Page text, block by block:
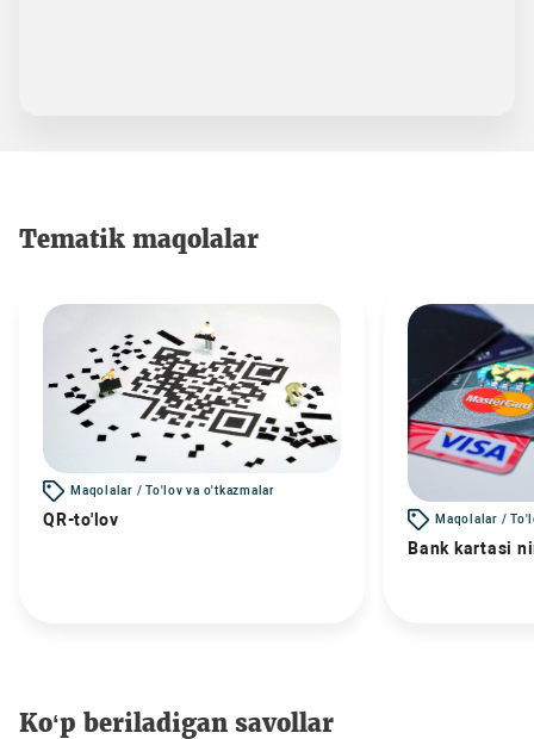
Tematik maqolalar
Maqolalar / To'lov va o'tkazmalar
QR-to'lov Maqolalar /
Bank kartasi
Ko‘p beriladigan savollar